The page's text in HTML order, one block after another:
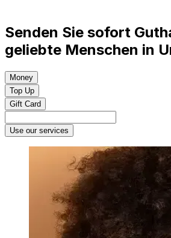
Senden Sie sofort
geliebte Menschen in
Money
Top Up
Gift Card
Use our services